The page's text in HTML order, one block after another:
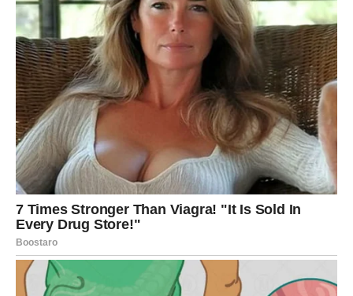
Ultraljubičasto zračenje u kombinaciji sa limunskom
kiselinom ima blago izbeljujuće dejstvo, što je idealno za
one koji žele da izbegnu hemikalije.
Zamasne ili površinske mrlje, rešenje je
sredstvo za
skidanje masnoća
. Nanosi se direktno na mrlju, trlja se
četkom ili abrazivnim sunđerom i ostavi nekoliko minuta pre
ispiranja. Ova metoda je odlična za čišćenje stolica koje su
bile u blizini roštilja ili masnije hrane.
Zasitne, tvrdoglave fleke
aceton
lagano trljajte mrlju. Budite pažljivi – pre upotrebe testirajte
na skrivenom delu stolice da biste proverili da li plastika